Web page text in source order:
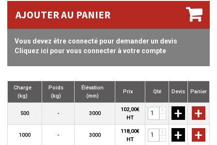
AJOUTER AU PANIER
Vous devez être connecté pour demander un devis
Cliquez ici pour vous connecter à votre compte
Charge
(kg)
Poids
(kg)
Élévation
(mm)
Prix Qté Devis Panier
500 - 3000
102,00€
HT
+
-
+ +
1000 - 3000
118,00€
HT
+
-
+ +